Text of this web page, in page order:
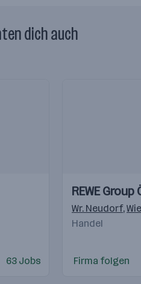
dich auch
63 Jobs
Videos
Einblicke
Einblicke
REWE
Wr. Neudorf,
Handel
Firma folgen